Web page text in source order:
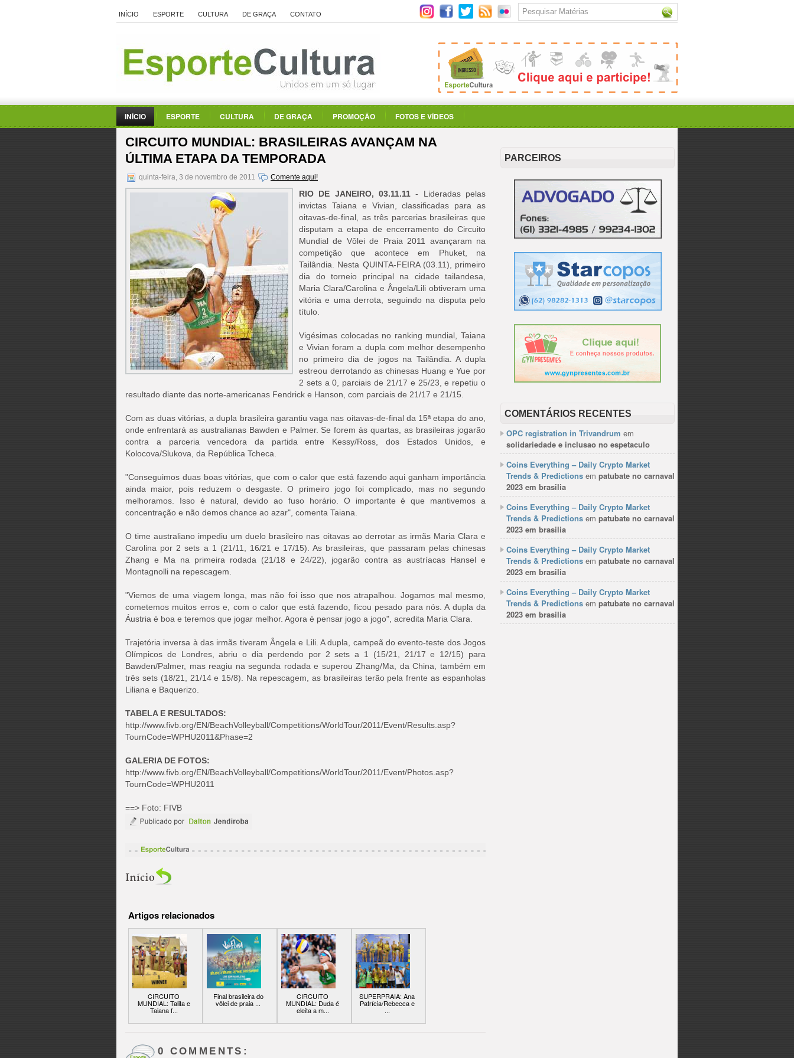
INÍCIO ESPORTE CULTURA DE GRAÇA CONTATO
INÍCIO ESPORTE CULTURA DE GRAÇA PROMOÇÃO FOTOS E VÍDEOS
CIRCUITO MUNDIAL: BRASILEIRAS AVANÇAM NA
ÚLTIMA ETAPA DA TEMPORADA
quinta-feira, 3 de novembro de 2011 Comente aqui!
RIO DE JANEIRO, 03.11.11 - Lideradas pelas
invictas Taiana e Vivian, classificadas para as
oitavas-de-final, as três parcerias brasileiras que
disputam a etapa de encerramento do Circuito
Mundial de Vôlei de Praia 2011 avançaram na
competição que acontece em Phuket, na
Tailândia. Nesta QUINTA-FEIRA (03.11), primeiro
dia do torneio principal na cidade tailandesa,
Maria Clara/Carolina e Ângela/Lili obtiveram uma
vitória e uma derrota, seguindo na disputa pelo
título.
Vigésimas colocadas no ranking mundial, Taiana
e Vivian foram a dupla com melhor desempenho
no primeiro dia de jogos na Tailândia. A dupla
estreou derrotando as chinesas Huang e Yue por
2 sets a 0, parciais de 21/17 e 25/23, e repetiu o
resultado diante das norte-americanas Fendrick e Hanson, com parciais de 21/17 e 21/15.
Com as duas vitórias, a dupla brasileira garantiu vaga nas oitavas-de-final da 15ª etapa do ano,
onde enfrentará as australianas Bawden e Palmer. Se forem às quartas, as brasileiras jogarão
contra a parceria vencedora da partida entre Kessy/Ross, dos Estados Unidos, e
Kolocova/Slukova, da República Tcheca.
"Conseguimos duas boas vitórias, que com o calor que está fazendo aqui ganham importância
ainda maior, pois reduzem o desgaste. O primeiro jogo foi complicado, mas no segundo
melhoramos. Isso é natural, devido ao fuso horário. O importante é que mantivemos a
concentração e não demos chance ao azar", comenta Taiana.
O time australiano impediu um duelo brasileiro nas oitavas ao derrotar as irmãs Maria Clara e
Carolina por 2 sets a 1 (21/11, 16/21 e 17/15). As brasileiras, que passaram pelas chinesas
Zhang e Ma na primeira rodada (21/18 e 24/22), jogarão contra as austríacas Hansel e
Montagnolli na repescagem.
"Viemos de uma viagem longa, mas não foi isso que nos atrapalhou. Jogamos mal mesmo,
cometemos muitos erros e, com o calor que está fazendo, ficou pesado para nós. A dupla da
Áustria é boa e teremos que jogar melhor. Agora é pensar jogo a jogo", acredita Maria Clara.
Trajetória inversa à das irmãs tiveram Ângela e Lili. A dupla, campeã do evento-teste dos Jogos
Olímpicos de Londres, abriu o dia perdendo por 2 sets a 1 (15/21, 21/17 e 12/15) para
Bawden/Palmer, mas reagiu na segunda rodada e superou Zhang/Ma, da China, também em
três sets (18/21, 21/14 e 15/8). Na repescagem, as brasileiras terão pela frente as espanholas
Liliana e Baquerizo.
TABELA E RESULTADOS:
http://www.fivb.org/EN/BeachVolleyball/Competitions/WorldTour/2011/Event/Results.asp?
TournCode=WPHU2011&Phase=2
GALERIA DE FOTOS:
http://www.fivb.org/EN/BeachVolleyball/Competitions/WorldTour/2011/Event/Photos.asp?
TournCode=WPHU2011
==> Foto: FIVB
Artigos relacionados
CIRCUITO
MUNDIAL: Talita e
Taiana f...
Final brasileira do
vôlei de praia ...
CIRCUITO
MUNDIAL: Duda é
eleita a m...
SUPERPRAIA: Ana
Patrícia/Rebecca e
...
0 COMMENTS:
PARCEIROS
COMENTÁRIOS RECENTES
OPC registration in Trivandrum em
solidariedade e inclusao no espetaculo
Coins Everything – Daily Crypto Market
Trends & Predictions em patubate no carnaval
2023 em brasilia
Coins Everything – Daily Crypto Market
Trends & Predictions em patubate no carnaval
2023 em brasilia
Coins Everything – Daily Crypto Market
Trends & Predictions em patubate no carnaval
2023 em brasilia
Coins Everything – Daily Crypto Market
Trends & Predictions em patubate no carnaval
2023 em brasilia